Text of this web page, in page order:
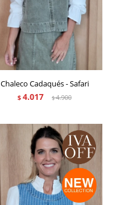
Chaleco Cadaqués - Safari
$ 4.017 $4.900